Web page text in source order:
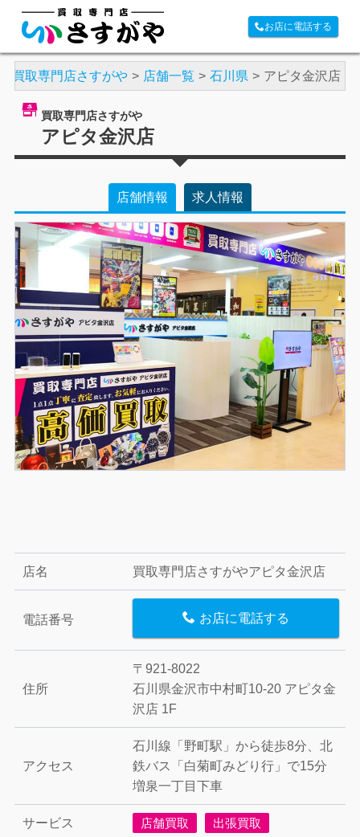
お店に電話する
買取専門店さすがや 店舗一覧 石川県 アピタ金沢店
買取専門店さすがや
アピタ金沢店
店舗情報 求人情報
店名 買取専門店さすがやアピタ金沢店
電話番号 お店に電話する
住所
〒921-8022
石川県金沢市中村町10-20 アピタ金
沢店 1F
アクセス
石川線「野町駅」から徒歩8分、北
鉄バス「白菊町みどり行」で15分
増泉一丁目下車
サービス 店舗買取 出張買取